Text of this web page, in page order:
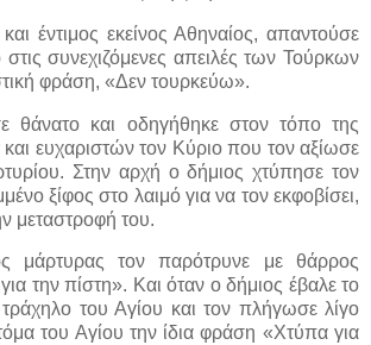
έντιμος εκείνος Αθηναίος, απαντούσε
συνεχιζόμενες απειλές των Τούρκων
φράση, «Δεν τουρκεύω».
θάνατο και οδηγήθηκε στον τόπο της
και ευχαριστών τον Κύριο που τον αξίωσε
Στην αρχή ο δήμιος χτύπησε τον
ξίφος στο λαιμό για να τον εκφοβίσει,
μεταστροφή του.
μάρτυρας τον παρότρυνε με θάρρος
την πίστη». Και όταν ο δήμιος έβαλε το
τράχηλο του Αγίου και τον πλήγωσε λίγο
του Αγίου την ίδια φράση «Χτύπα για